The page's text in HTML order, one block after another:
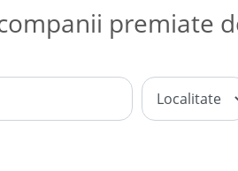
premiate